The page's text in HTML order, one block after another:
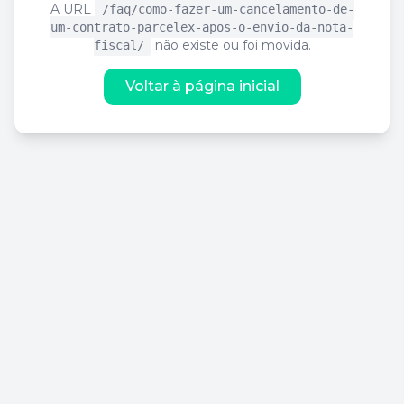
A URL
/faq/como-fazer-um-cancelamento-de-
um-contrato-parcelex-apos-o-envio-da-nota-
fiscal/
não existe ou foi movida.
Voltar à página inicial